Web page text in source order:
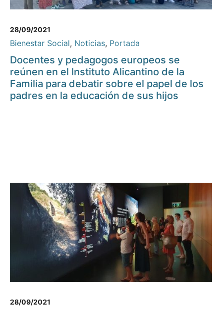
28/09/2021
Bienestar Social, Noticias, Portada
Docentes y pedagogos europeos se
reúnen en el Instituto Alicantino de la
Familia para debatir sobre el papel de los
padres en la educación de sus hijos
28/09/2021